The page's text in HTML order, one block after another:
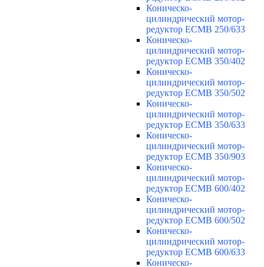
Коническо-
цилиндрический мотор-
редуктор ECMB 250/633
Коническо-
цилиндрический мотор-
редуктор ECMB 350/402
Коническо-
цилиндрический мотор-
редуктор ECMB 350/502
Коническо-
цилиндрический мотор-
редуктор ECMB 350/633
Коническо-
цилиндрический мотор-
редуктор ECMB 350/903
Коническо-
цилиндрический мотор-
редуктор ECMB 600/402
Коническо-
цилиндрический мотор-
редуктор ECMB 600/502
Коническо-
цилиндрический мотор-
редуктор ECMB 600/633
Коническо-